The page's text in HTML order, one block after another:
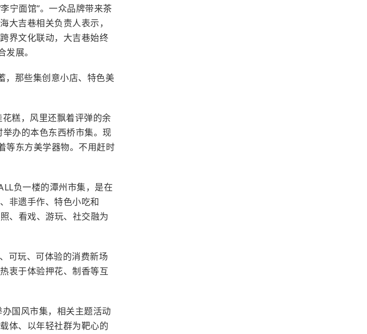
宁面馆”。一众品牌带来茶
大吉巷相关负责人表示，
界文化联动，大吉巷始终
展。
，那些集创意小店、特色美
糕，风里还飘着评弹的余
办的本色东西桥市集。现
等东方美学器物。不用赶时
负一楼的潭州市集，是在
非遗手作、特色小吃和
、看戏、游玩、社交融为
可玩、可体验的消费新场
衷于体验押花、制香等互
国风市集，相关主题活动
体、以年轻社群为靶心的